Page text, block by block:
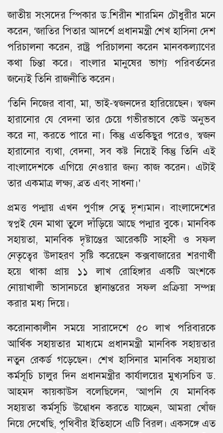
জাতীয় সংসদের স্পিকার ড.শিরীন শারমিন চৌধুরীর মনে
করেন, ‘জাতির পিতার আদর্শে প্রধানমন্ত্রী শেখ হাসিনা দেশ
পরিচালনা করেন, রাষ্ট্র পরিচালনা করেন মানবকল্যাণের
কথা চিন্তা করে। বাংলার মানুষের ভাগ্য পরিবর্তনের
জন্যেই তিনি রাজনীতি করেন।
‘তিনি নিজের বাবা, মা, ভাই-স্বজনদের হারিয়েছেন। স্বজন
হারানোর যে বেদনা তার চেয়ে গভীরভাবে কেউ অনুভব
করে না, করতে পারে না। কিন্তু এতকিছুর পরেও, স্বজন
হারানোর ব্যথা, বেদনা, সব কষ্ট নিয়েই কিন্তু তিনি এই
বাংলাদেশকে এগিয়ে নেওয়ার জন্য কাজ করেন। এটাই
তার একমাত্র লক্ষ্য, ব্রত এবং সাধনা।’
প্রমত্ত পদ্মায় এখন পুর্ণাঙ্গ সেতু দৃশ্যমান। বাংলাদেশের
স্বপ্নই যেন মাথা তুলে দাঁড়িয়ে আছে পদ্মার বুকে। মানবিক
সহায়তা, মানবিক দৃষ্টান্তের আরেকটি সাহসী ও সফল
নেতৃত্বের উদাহরণ সৃষ্টি করেছেন কক্সবাজারের শরণার্থী
হয়ে থাকা প্রায় ১১ লাখ রোহিঙ্গার একটি অংশকে
নোয়াখালী ভাসানচরে স্থানান্তরের সফল প্রক্রিয়া সম্পন্ন
করার মধ্য দিয়ে।
করোনাকালীন সময়ে সারাদেশে ৫০ লাখ পরিবারকে
আর্থিক সহায়তার মাধ্যমে প্রধানমন্ত্রী মানবিক সহায়তার
নতুন রেকর্ড গড়েছেন। শেখ হাসিনার মানবিক সহায়তা
কর্মসূচি চালুর দিন প্রধানমন্ত্রীর কার্যালয়ের মুখ্যসচিব ড.
আহমদ কায়কাউস বলেছিলেন, ‘আপনি যে মানবিক
সহায়তা কর্মসূচি উদ্বোধন করতে যাচ্ছেন, আমরা খোঁজ
নিয়ে দেখেছি, পৃথিবীর ইতিহাসে এটি বিরল। একসঙ্গে এত